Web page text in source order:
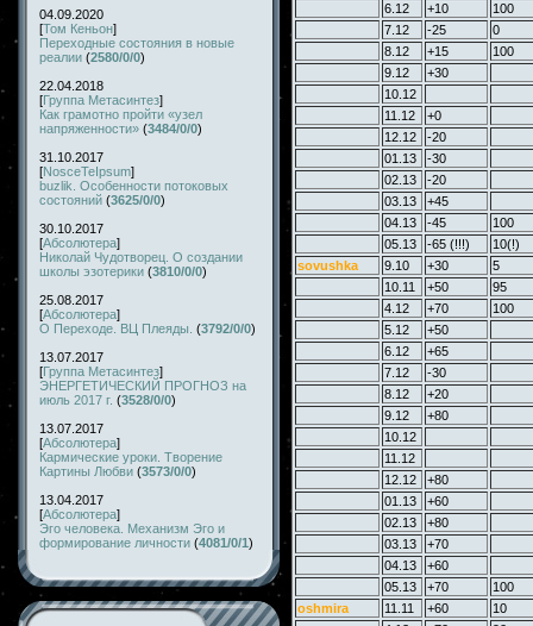
04.09.2020
[Том Кеньон]
Переходные состояния в новые
реалии (2580/0/0)
22.04.2018
[Группа Метасинтез]
Как грамотно пройти «узел
напряженности» (3484/0/0)
31.10.2017
[NosceTeIpsum]
buzlik. Особенности потоковых
состояний (3625/0/0)
30.10.2017
[Абсолютера]
Николай Чудотворец. О создании
школы эзотерики (3810/0/0)
25.08.2017
[Абсолютера]
О Переходе. ВЦ Плеяды. (3792/0/0)
13.07.2017
[Группа Метасинтез]
ЭНЕРГЕТИЧЕСКИЙ ПРОГНОЗ на
июль 2017 г. (3528/0/0)
13.07.2017
[Абсолютера]
Кармические уроки. Творение
Картины Любви (3573/0/0)
13.04.2017
[Абсолютера]
Эго человека. Механизм Эго и
формирование личности (4081/0/1)
6.12
+10
100
7.12
-25
0
8.12
+15
100
9.12
+30
10.12
11.12
+0
12.12
-20
01.13
-30
02.13
-20
03.13
+45
04.13
-45
100
05.13
-65 (!!!)
10(!)
sovushka
9.10 +30
5
10.11
+50
95
4.12
+70
100
5.12
+50
6.12
+65
7.12
-30
8.12
+20
9.12
+80
10.12
11.12
12.12
+80
01.13
+60
02.13
+80
03.13
+70
04.13
+60
05.13
+70
100
oshmira
11.11 +60
10